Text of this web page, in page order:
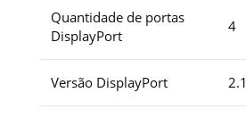
Quantidade de portas
DisplayPort
4
Versão DisplayPort 2.1